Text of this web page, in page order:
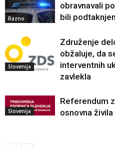
Razno
obravnavali
bili
Slovenija
Združenje
obžaluje, da
interventnih
zavlekla
Slovenija
Referendum
osnovna